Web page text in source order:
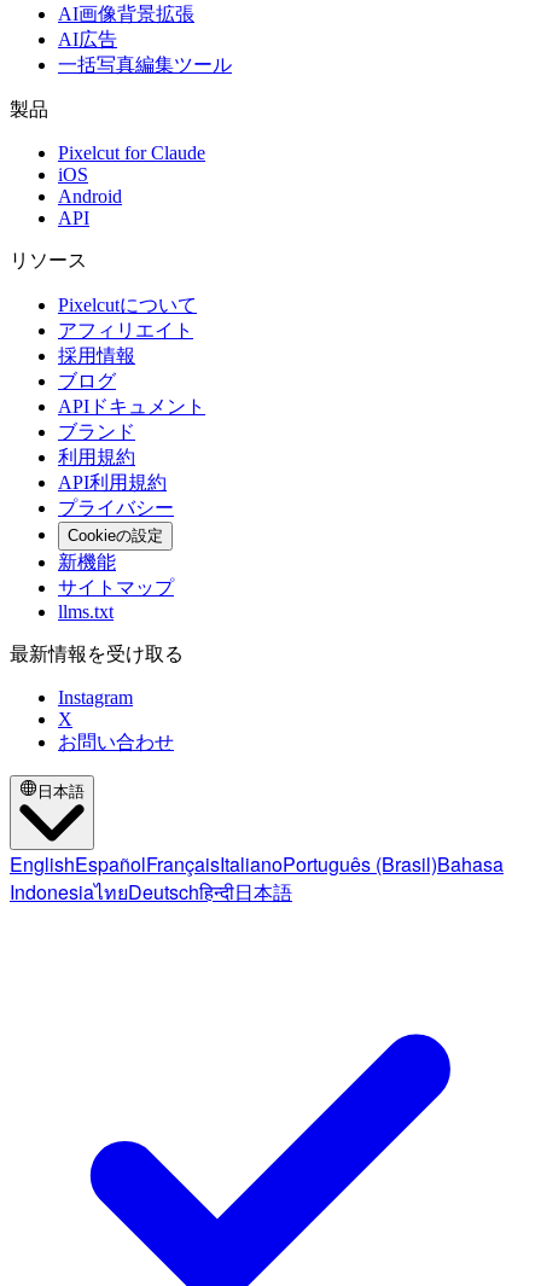
AI画像背景拡張
AI広告
一括写真編集ツール
製品
Pixelcut for Claude
iOS
Android
API
リソース
Pixelcutについて
アフィリエイト
採用情報
ブログ
APIドキュメント
ブランド
利用規約
API利用規約
プライバシー
Cookieの設定
新機能
サイトマップ
llms.txt
最新情報を受け取る
Instagram
X
お問い合わせ
日本語
EnglishEspañolFrançaisItalianoPortuguês (Brasil)Bahasa
IndonesiaไทยDeutschहिन्दी日本語